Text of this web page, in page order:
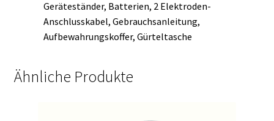
Geräteständer, Batterien, 2 Elektroden-
Anschlusskabel, Gebrauchsanleitung,
Aufbewahrungskoffer, Gürteltasche
Ähnliche Produkte